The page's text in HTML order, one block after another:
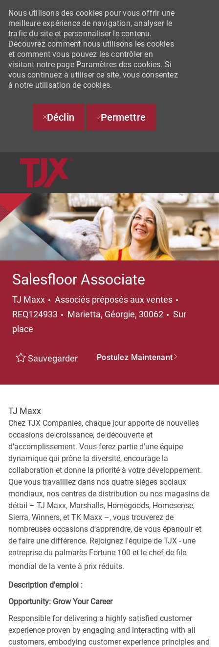
SKIP TO MAIN CONTENT
Nous utilisons des cookies pour vous offrir une
meilleure expérience de navigation, analyser le
trafic du site et personnaliser le contenu.
Découvrez comment nous utilisons les cookies
et comment vous pouvez les contrôler en
visitant notre page Paramètres des cookies. Si
vous continuez à utiliser ce site, vous consentez
à notre utilisation de cookies.
Déclin Permettre
Salesfloor Associate
TJ Maxx Catégorie
Associés préposés aux ventes
REQ124933
Emplacement
Marietta, Géorgie, 30062
Sur
place
Sauvegarder Postulez Maintenant
TJ Maxx
Chez TJX Companies, chaque jour apporte de nouvelles
occasions de croissance, de découverte et
d'accomplissement. Vous ferez partie d'une équipe
dynamique qui prône la diversité, encourage la
collaboration et donne la priorité à votre développement.
Que vous travailliez dans nos quatre sièges sociaux
mondiaux, nos centres de distribution ou nos magasins de
détail – TJ Maxx, Marshalls, Homegoods, Homesense,
Sierra, Winners, et TK Maxx –, vous trouverez de
nombreuses occasions d'apprendre, de vous épanouir et
de faire une différence. Rejoignez l'équipe de TJX - une
entreprise du palmarès Fortune 100 et le chef de file
mondial de la vente à prix réduits.
Description d'emploi :
Opportunity: Grow Your Career
Responsible for delivering a highly satisfied customer
experience proven by engaging and interacting with all
customers, embodying customer experience principles and